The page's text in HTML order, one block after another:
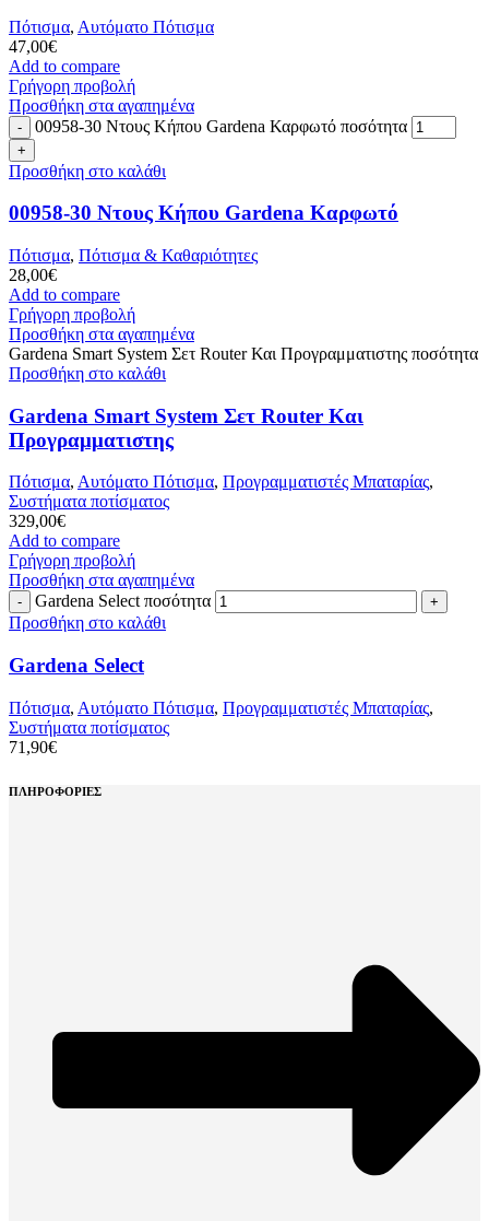
Πότισμα, Αυτόματο Πότισμα
47,00€
Add to compare
Γρήγορη προβολή
Προσθήκη στα αγαπημένα
00958-30 Ντους Κήπου Gardena Καρφωτό ποσότητα
Προσθήκη στο καλάθι
00958-30 Ντους Κήπου Gardena Καρφωτό
Πότισμα, Πότισμα & Καθαριότητες
28,00€
Add to compare
Γρήγορη προβολή
Προσθήκη στα αγαπημένα
Gardena Smart System Σετ Router Και Προγραμματιστης ποσότητα
Προσθήκη στο καλάθι
Gardena Smart System Σετ Router Και
Προγραμματιστης
Πότισμα, Αυτόματο Πότισμα, Προγραμματιστές Μπαταρίας,
Συστήματα ποτίσματος
329,00€
Add to compare
Γρήγορη προβολή
Προσθήκη στα αγαπημένα
Gardena Select ποσότητα
Προσθήκη στο καλάθι
Gardena Select
Πότισμα, Αυτόματο Πότισμα, Προγραμματιστές Μπαταρίας,
Συστήματα ποτίσματος
71,90€
ΠΛΗΡΟΦΟΡΙΕΣ